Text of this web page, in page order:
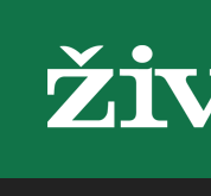
živa